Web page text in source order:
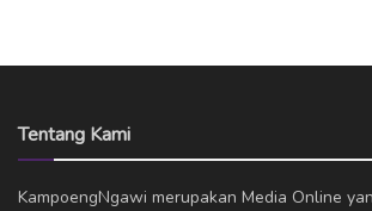
Tentang Kami
KampoengNgawi merupakan Media Online